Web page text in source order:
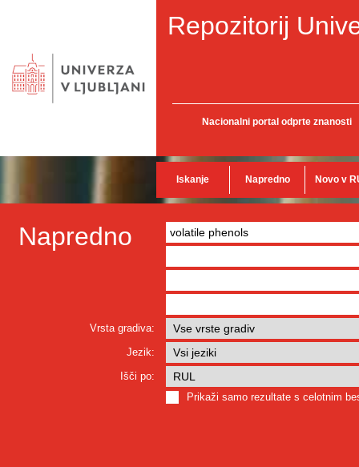
Repozitorij
Nacionalni portal odprte znanosti
Iskanje Napredno Novo v
Napredno
Vrsta gradiva:
Jezik:
Išči po:
Prikaži samo rezultate s celotnim